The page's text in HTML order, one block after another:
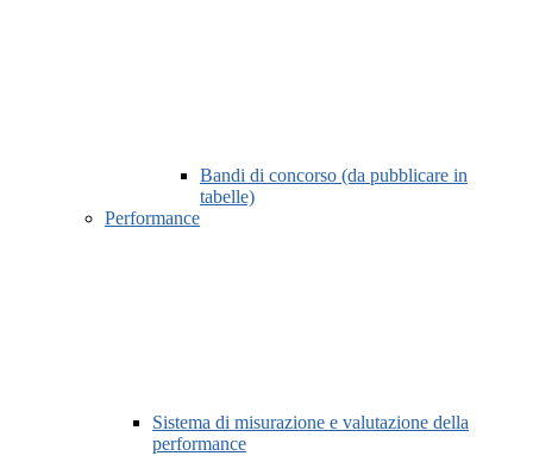
Bandi di concorso (da pubblicare in
tabelle)
Performance
Sistema di misurazione e valutazione della
performance